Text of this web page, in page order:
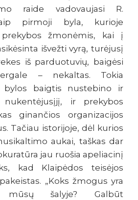
raide vadovaujasi R.
pirmoji byla, kurioje
žmonėmis, kai į
išvežti vyrą, turėjusį
iš parduotuvių, baigėsi
– nekaltas. Tokia
bylos baigtis nustebino ir
ir prekybos
ginančios organizacijos
Tačiau istorijoje, dėl kurios
aukai, taškas dar
jau ruošia apeliacinį
kad Klaipėdos teisėjos
„Koks žmogus yra
mūsų šalyje? Galbūt